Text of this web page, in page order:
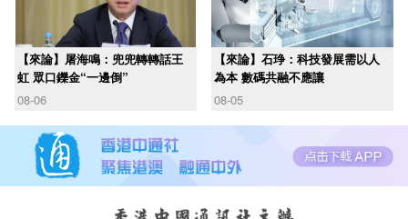
【來論】屠海鳴：兜兜轉轉話王
虹 眾口鑠金“一邊倒”
08-06
【來論】石琤：科技發展需以人
為本 數碼共融不應讓
08-05